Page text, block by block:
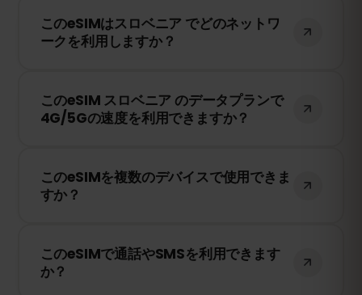
とをおすすめします。ただし、スロベニア
に到着するまでネットワークに接続しない
このeSIMはスロベニア でどのネットワ
ークを利用しますか？
のネットワークに接続します。例えば、
Telemach、A1 などが含まれます。
このeSIM スロベニア のデータプランで
4G/5Gの速度を利用できますか？
を提供し、スロベニア で5Gが利用可能な
場合は5Gにも対応しています。快適なイン
このeSIMを複数のデバイスで使用できま
すか？
と、1台のデバイスにのみ紐付けられます。
スマートフォンを変更する場合は、新しい
このeSIMで通話やSMSを利用できます
か？